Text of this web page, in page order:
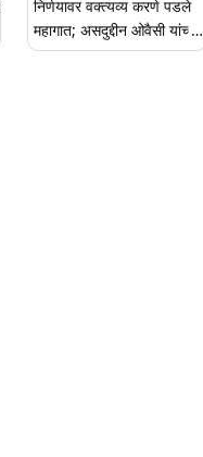
निर्णयावर वक्त्यव्य करणे पडले
महागात; असदुद्दीन ओवैसी यांच्या
विरोधात देशद्रोहाचा गुन्हा दाखल